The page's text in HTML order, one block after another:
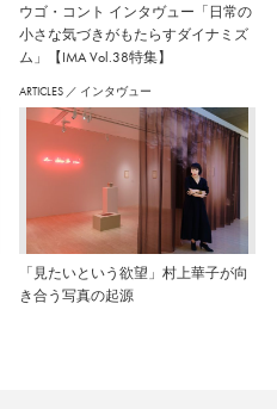
ウゴ・コント インタヴュー「日常の
小さな気づきがもたらすダイナミズ
ム」【IMA Vol.38特集】
ARTICLES ／ インタヴュー
「見たいという欲望」村上華子が向
き合う写真の起源